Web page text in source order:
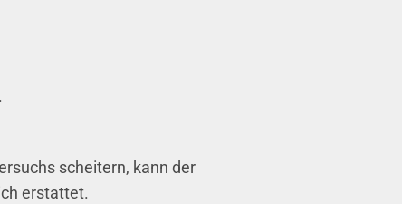
scheitern, kann der
erstattet.